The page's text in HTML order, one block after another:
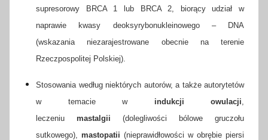
supresorowy BRCA 1 lub BRCA 2, biorący udział w
naprawie kwasy deoksyrybonukleinowego – DNA
(wskazania niezarajestrowane obecnie na terenie
Rzeczpospolitej Polskiej).
Stosowania według niektórych autorów, a także autorytetów
w temacie w indukcji owulacji
leczeniu mastalgii (dolegliwości bólowe gruczołu
sutkowego), mastopatii (nieprawidłowości w obrębie piersi